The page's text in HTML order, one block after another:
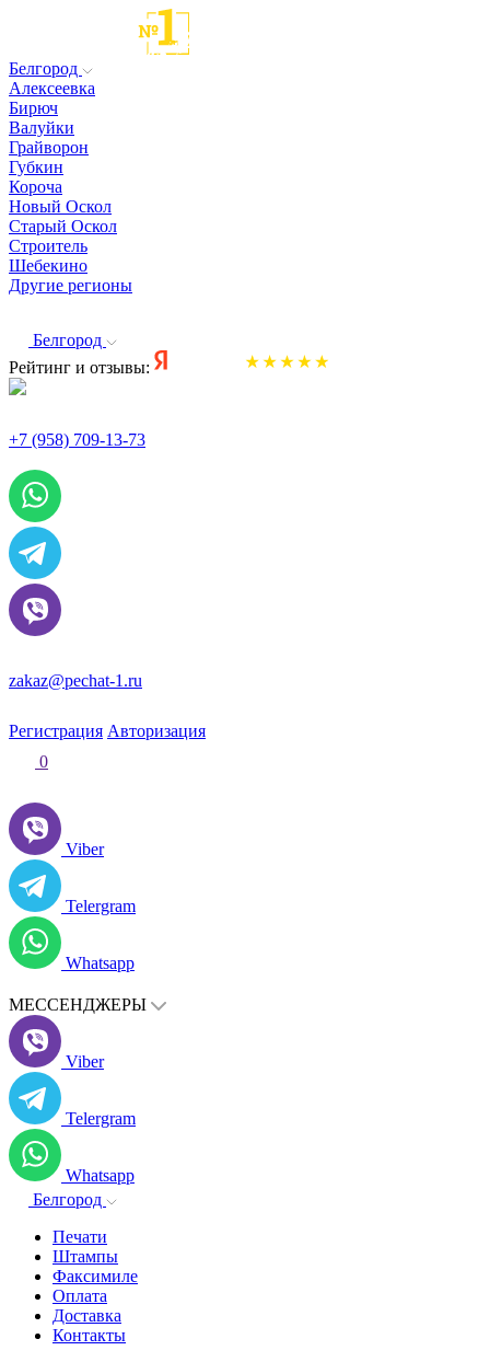
Белгород
Алексеевка
Бирюч
Валуйки
Грайворон
Губкин
Короча
Новый Оскол
Старый Оскол
Строитель
Шебекино
Другие регионы
Белгород
Рейтинг и отзывы:
+7 (958) 709-13-73
zakaz@pechat-1.ru
Регистрация Авторизация
0
Viber
Telergram
Whatsapp
МЕССЕНДЖЕРЫ
Viber
Telergram
Whatsapp
Белгород
Печати
Штампы
Факсимиле
Оплата
Доставка
Контакты